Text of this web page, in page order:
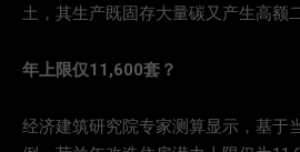
土，其生产既固存大量碳又产生高额
年上限仅11,600套？
经济建筑研究院专家测算显示，基于